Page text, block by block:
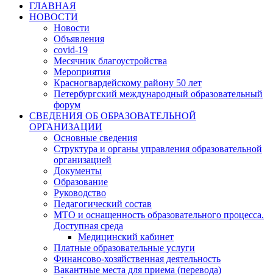
ГЛАВНАЯ
НОВОСТИ
Новости
Объявления
covid-19
Месячник благоустройства
Мероприятия
Красногвардейскому району 50 лет
Петербургский международный образовательный
форум
СВЕДЕНИЯ ОБ ОБРАЗОВАТЕЛЬНОЙ
ОРГАНИЗАЦИИ
Основные сведения
Структура и органы управления образовательной
организацией
Документы
Образование
Руководство
Педагогический состав
МТО и оснащенность образовательного процесса.
Доступная среда
Медицинский кабинет
Платные образовательные услуги
Финансово-хозяйственная деятельность
Вакантные места для приема (перевода)